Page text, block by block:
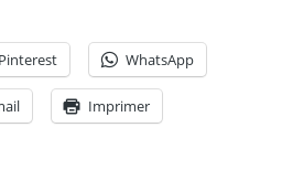
Pinterest WhatsApp
Imprimer